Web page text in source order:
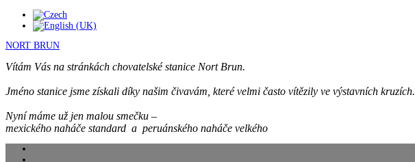
NORT BRUN
Vítám Vás na stránkách chovatelské stanice Nort Brun.
Jméno stanice jsme získali díky našim čivavám, které velmi často vítězily ve výstavních kruzích.
Nyní máme už jen malou smečku –
mexického naháče standard a peruánského naháče velkého